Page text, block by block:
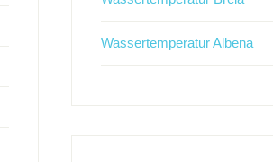
Wassertemperatur Albena